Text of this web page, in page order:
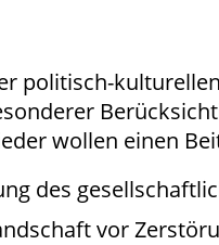
politisch-
wollen einen
des
vor